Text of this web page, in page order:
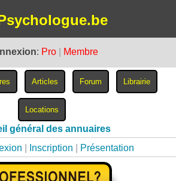
: Pro Membre
général des annuaires
Inscription Présentation